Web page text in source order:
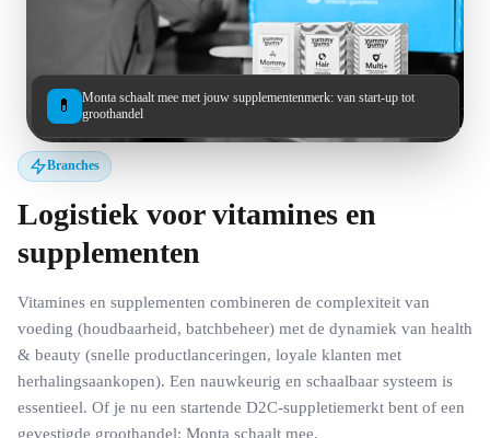
💊
Monta schaalt mee met jouw supplementenmerk: van start-up tot
groothandel
Branches
Logistiek voor vitamines en
supplementen
Vitamines en supplementen combineren de complexiteit van
voeding (houdbaarheid, batchbeheer) met de dynamiek van health
& beauty (snelle productlanceringen, loyale klanten met
herhalingsaankopen). Een nauwkeurig en schaalbaar systeem is
essentieel. Of je nu een startende D2C-suppletiemerkt bent of een
gevestigde groothandel: Monta schaalt mee.